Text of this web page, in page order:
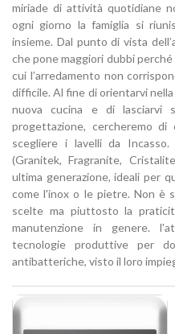
miriade di attività quotidiane
ogni giorno la famiglia si
insieme. Dal punto di vista
che pone maggiori dubbi
cui l’arredamento non
difficile. Al fine di orientarvi
nuova cucina e di lasciarvi
progettazione, cercheremo
scegliere i lavelli da
(Granitek, Fragranite,
ultima generazione, ideali per
come l'inox o le pietre. Non è
scelte ma piuttosto la
manutenzione in genere.
tecnologie produttive per
antibatteriche, visto il loro